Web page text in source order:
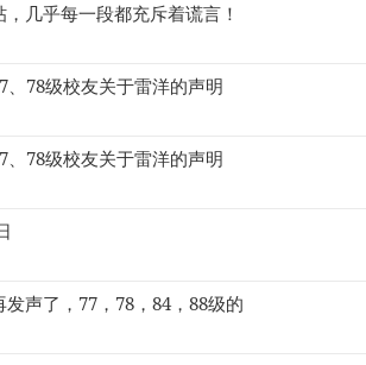
几乎每一段都充斥着谎言！
、78级校友关于雷洋的声明
、78级校友关于雷洋的声明
发声了，77，78，84，88级的